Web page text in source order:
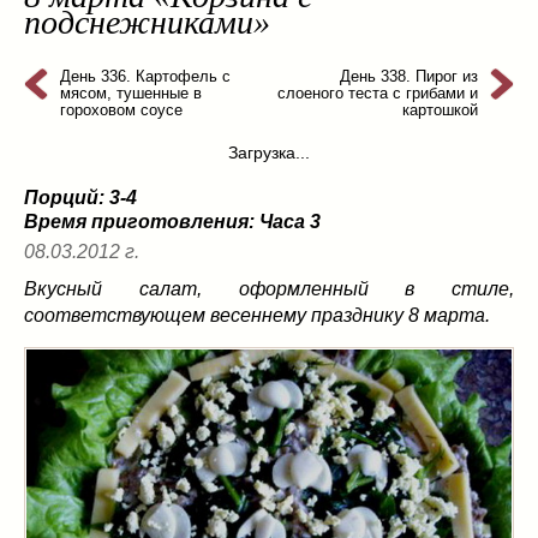
из слоеного теста(8)
ни то, ни се(3)
рецепты для пароварки
супы(99)
борщ
свекольник(2)
солянка
суп с фрикадельками(8)
суп-пюре(10)
холодные супы(22)
тушеное(42)
Вкусные враги фигуры…(44)
десерты(2)
подснежниками»
День 336. Картофель с
мясом, тушенные в
гороховом соусе
День 338. Пирог из
слоеного теста с грибами и
картошкой
Загрузка...
Порций: 3-4
Время приготовления: Часа 3
08.03.2012 г.
Вкусный салат, оформленный в стиле,
соответствующем весеннему празднику 8 марта.